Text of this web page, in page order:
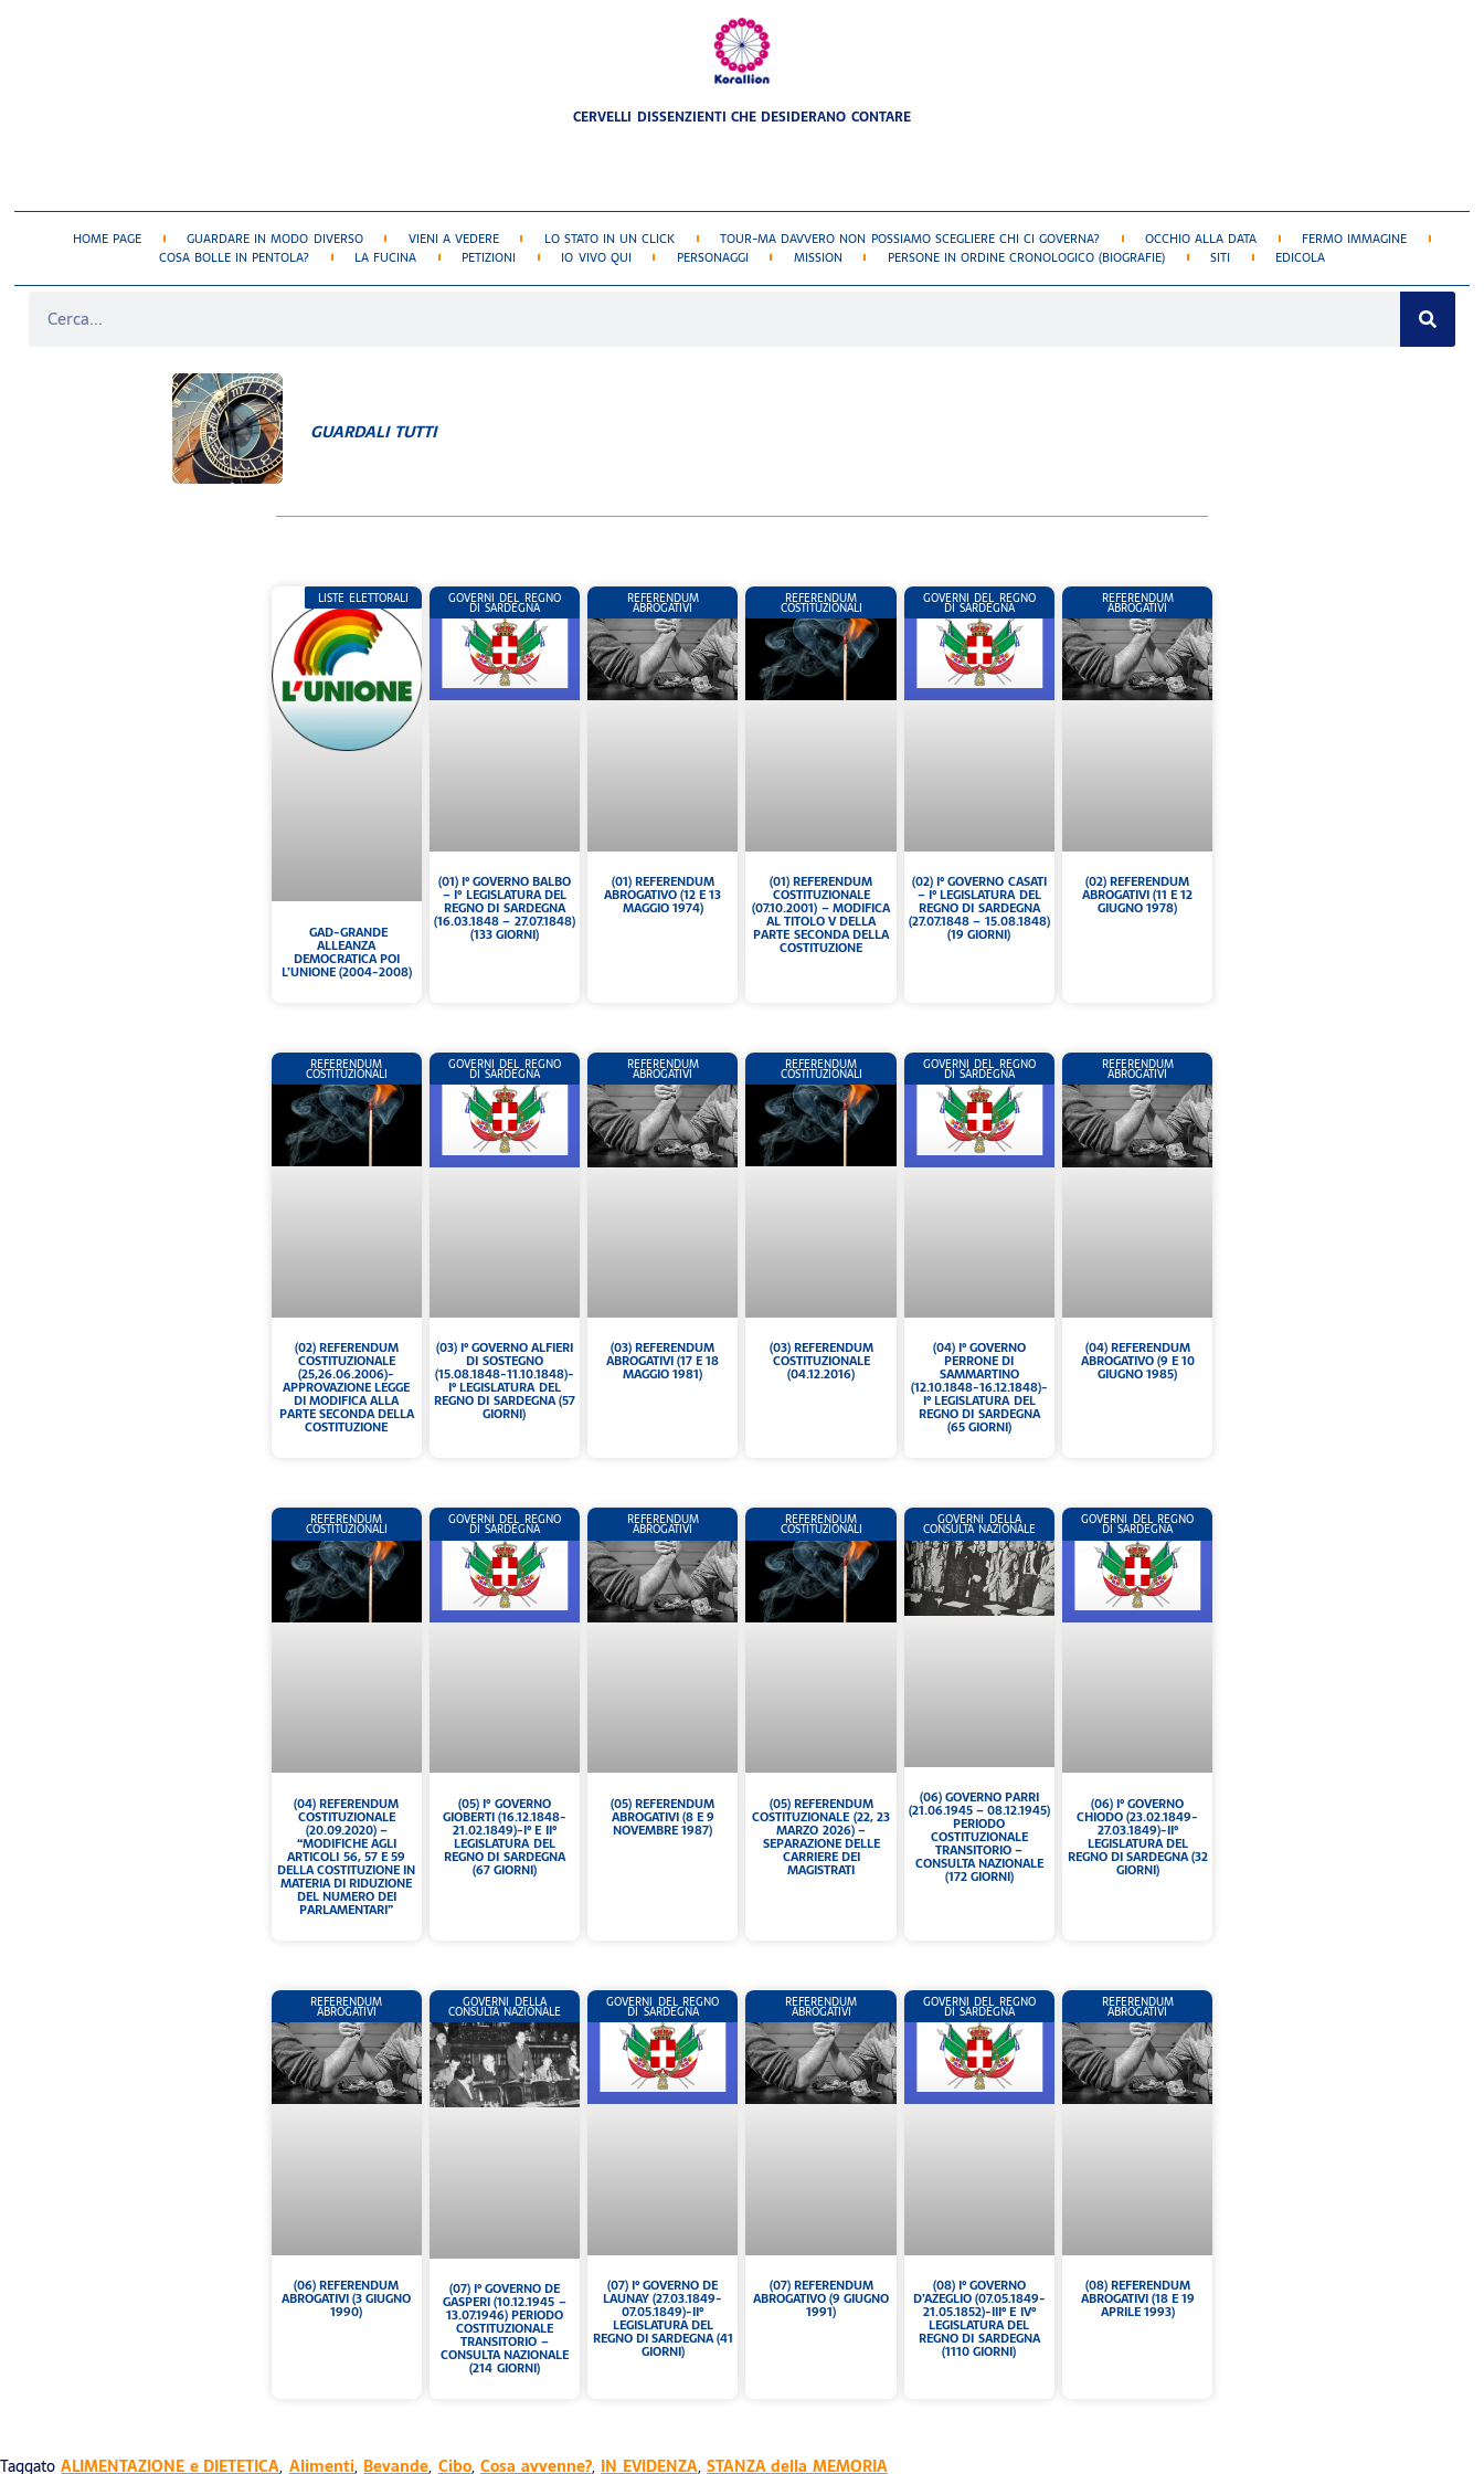
CERVELLI DISSENZIENTI CHE DESIDERANO CONTARE
HOME PAGE GUARDARE IN MODO DIVERSO VIENI A VEDERE LO STATO IN UN CLICK TOUR-MA DAVVERO NON POSSIAMO SCEGLIERE CHI CI GOVERNA? OCCHIO ALLA DATA
FERMO IMMAGINE
COSA BOLLE IN PENTOLA?
LA FUCINA PETIZIONI IO VIVO QUI PERSONAGGI MISSION PERSONE IN ORDINE CRONOLOGICO (BIOGRAFIE) SITI EDICOLA
GUARDALI TUTTI
LISTE ELETTORALI
GAD-GRANDE
ALLEANZA
DEMOCRATICA POI
L’UNIONE (2004-2008)
GOVERNI DEL REGNO
DI SARDEGNA
(01) I° GOVERNO BALBO
– I° LEGISLATURA DEL
REGNO DI SARDEGNA
(16.03.1848 – 27.07.1848)
(133 GIORNI)
REFERENDUM
ABROGATIVI
(01) REFERENDUM
ABROGATIVO (12 E 13
MAGGIO 1974)
REFERENDUM
COSTITUZIONALI
(01) REFERENDUM
COSTITUZIONALE
(07.10.2001) – MODIFICA
AL TITOLO V DELLA
PARTE SECONDA DELLA
COSTITUZIONE
GOVERNI DEL REGNO
DI SARDEGNA
(02) I° GOVERNO CASATI
– I° LEGISLATURA DEL
REGNO DI SARDEGNA
(27.07.1848 – 15.08.1848)
(19 GIORNI)
REFERENDUM
ABROGATIVI
(02) REFERENDUM
ABROGATIVI (11 E 12
GIUGNO 1978)
REFERENDUM
COSTITUZIONALI
(02) REFERENDUM
COSTITUZIONALE
(25,26.06.2006)-
APPROVAZIONE LEGGE
DI MODIFICA ALLA
PARTE SECONDA DELLA
COSTITUZIONE
GOVERNI DEL REGNO
DI SARDEGNA
(03) I° GOVERNO ALFIERI
DI SOSTEGNO
(15.08.1848-11.10.1848)-
I° LEGISLATURA DEL
REGNO DI SARDEGNA (57
GIORNI)
REFERENDUM
ABROGATIVI
(03) REFERENDUM
ABROGATIVI (17 E 18
MAGGIO 1981)
REFERENDUM
COSTITUZIONALI
(03) REFERENDUM
COSTITUZIONALE
(04.12.2016)
GOVERNI DEL REGNO
DI SARDEGNA
(04) I° GOVERNO
PERRONE DI
SAMMARTINO
(12.10.1848-16.12.1848)-
I° LEGISLATURA DEL
REGNO DI SARDEGNA
(65 GIORNI)
REFERENDUM
ABROGATIVI
(04) REFERENDUM
ABROGATIVO (9 E 10
GIUGNO 1985)
REFERENDUM
COSTITUZIONALI
(04) REFERENDUM
COSTITUZIONALE
(20.09.2020) –
“MODIFICHE AGLI
ARTICOLI 56, 57 E 59
DELLA COSTITUZIONE IN
MATERIA DI RIDUZIONE
DEL NUMERO DEI
PARLAMENTARI”
GOVERNI DEL REGNO
DI SARDEGNA
(05) I° GOVERNO
GIOBERTI (16.12.1848-
21.02.1849)-I° E II°
LEGISLATURA DEL
REGNO DI SARDEGNA
(67 GIORNI)
REFERENDUM
ABROGATIVI
(05) REFERENDUM
ABROGATIVI (8 E 9
NOVEMBRE 1987)
REFERENDUM
COSTITUZIONALI
(05) REFERENDUM
COSTITUZIONALE (22, 23
MARZO 2026) –
SEPARAZIONE DELLE
CARRIERE DEI
MAGISTRATI
GOVERNI DELLA
CONSULTA NAZIONALE
(06) GOVERNO PARRI
(21.06.1945 – 08.12.1945)
PERIODO
COSTITUZIONALE
TRANSITORIO –
CONSULTA NAZIONALE
(172 GIORNI)
GOVERNI DEL REGNO
DI SARDEGNA
(06) I° GOVERNO
CHIODO (23.02.1849-
27.03.1849)-II°
LEGISLATURA DEL
REGNO DI SARDEGNA (32
GIORNI)
REFERENDUM
ABROGATIVI
(06) REFERENDUM
ABROGATIVI (3 GIUGNO
1990)
GOVERNI DELLA
CONSULTA NAZIONALE
(07) I° GOVERNO DE
GASPERI (10.12.1945 –
13.07.1946) PERIODO
COSTITUZIONALE
TRANSITORIO –
CONSULTA NAZIONALE
(214 GIORNI)
GOVERNI DEL REGNO
DI SARDEGNA
(07) I° GOVERNO DE
LAUNAY (27.03.1849-
07.05.1849)-II°
LEGISLATURA DEL
REGNO DI SARDEGNA (41
GIORNI)
REFERENDUM
ABROGATIVI
(07) REFERENDUM
ABROGATIVO (9 GIUGNO
1991)
GOVERNI DEL REGNO
DI SARDEGNA
(08) I° GOVERNO
D’AZEGLIO (07.05.1849-
21.05.1852)-III° E IV°
LEGISLATURA DEL
REGNO DI SARDEGNA
(1110 GIORNI)
REFERENDUM
ABROGATIVI
(08) REFERENDUM
ABROGATIVI (18 E 19
APRILE 1993)
TaggatoALIMENTAZIONE e DIETETICA,Alimenti,Bevande,Cibo,Cosa avvenne?,IN EVIDENZA, STANZA della MEMORIA